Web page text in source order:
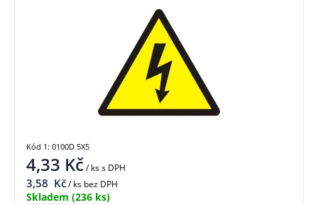
4,33 Kč/ kss DPH
3,58 Kč/ ks bez DPH
Skladem (236 ks)
Kód 1: 0100D 5X5